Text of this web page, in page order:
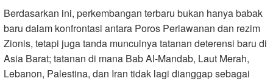
Berdasarkan ini, perkembangan terbaru bukan hanya babak
baru dalam konfrontasi antara Poros Perlawanan dan rezim
Zionis, tetapi juga tanda munculnya tatanan deterensi baru di
Asia Barat; tatanan di mana Bab Al-Mandab, Laut Merah,
Lebanon, Palestina, dan Iran tidak lagi dianggap sebagai